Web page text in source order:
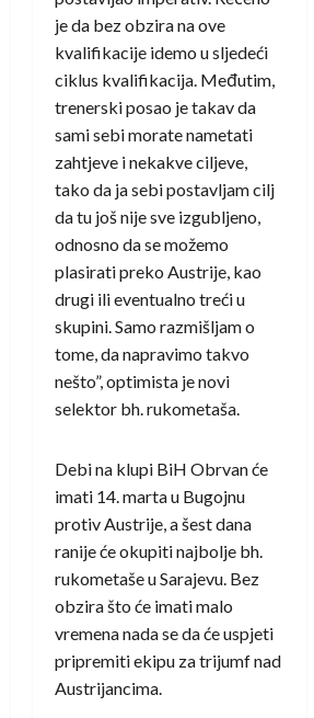
je da bez obzira na ove
kvalifikacije idemo u sljedeći
ciklus kvalifikacija. Međutim,
trenerski posao je takav da
sami sebi morate nametati
zahtjeve i nekakve ciljeve,
tako da ja sebi postavljam cilj
da tu još nije sve izgubljeno,
odnosno da se možemo
plasirati preko Austrije, kao
drugi ili eventualno treći u
skupini. Samo razmišljam o
tome, da napravimo takvo
nešto”, optimista je novi
selektor bh. rukometaša.
Debi na klupi BiH Obrvan će
imati 14. marta u Bugojnu
protiv Austrije, a šest dana
ranije će okupiti najbolje bh.
rukometaše u Sarajevu. Bez
obzira što će imati malo
vremena nada se da će uspjeti
pripremiti ekipu za trijumf nad
Austrijancima.